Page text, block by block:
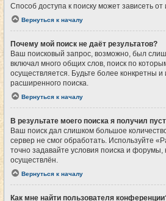
Способ доступа к поиску может зависеть от
Вернуться к началу
Почему мой поиск не даёт результатов?
Ваш поисковый запрос, возможно, был
включал много общих слов, поиск по
осуществляется. Будьте более конкретны и
расширенного поиска.
Вернуться к началу
В результате моего поиска я получил
Ваш поиск дал слишком большое
сервер не смог обработать. Используйте
точно задавайте условия поиска и
осуществлён.
Вернуться к началу
Как мне найти пользователя